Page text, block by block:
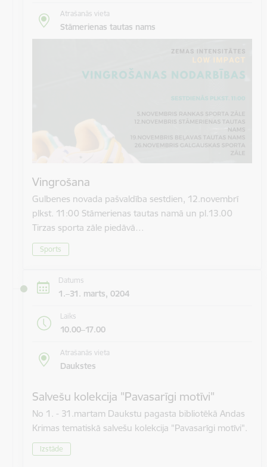
Atrašanās vieta
Stāmerienas tautas nams
Vingrošana
Gulbenes novada pašvaldība sestdien, 12.novembrī
plkst. 11:00 Stāmerienas tautas namā un pl.13.00
Tirzas sporta zāle piedāvā…
Sports
Datums
1.–31. marts, 0204
Laiks
10.00–17.00
Atrašanās vieta
Daukstes
Salvešu kolekcija "Pavasarīgi motīvi"
No 1. - 31.martam Daukstu pagasta bibliotēkā Andas
Krimas tematiskā salvešu kolekcija "Pavasarīgi motīvi".
Izstāde